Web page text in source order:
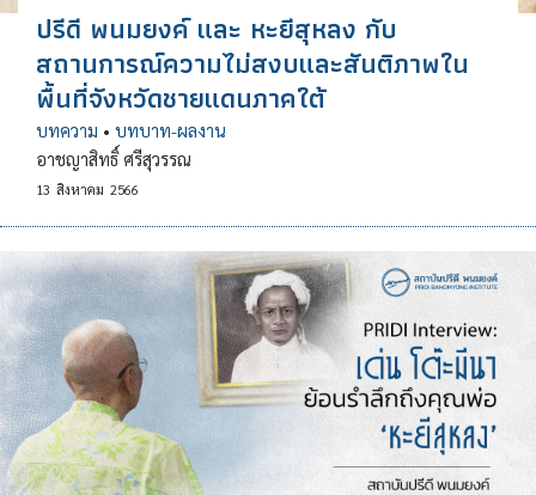
ปรีดี พนมยงค์ และ หะยีสุหลง กับ
สถานการณ์ความไม่สงบและสันติภาพใน
พื้นที่จังหวัดชายแดนภาคใต้
บทความ • บทบาท-ผลงาน
อาชญาสิทธิ์ ศรีสุวรรณ
13 สิงหาคม 2566